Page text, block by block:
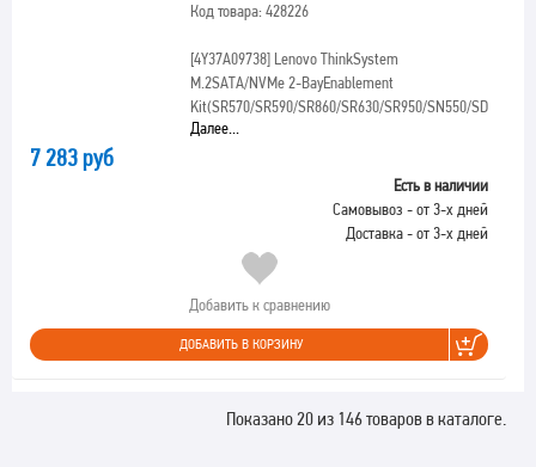
Код товара: 428226
[4Y37A09738]Lenovo ThinkSystem
M.2SATA/NVMe 2-BayEnablement
Kit(SR570/SR590/SR860/SR630/SR950/SN550/SD530/
Далее...
7 283 руб
Есть в наличии
Самовывоз - от 3-х дней
Доставка - от 3-х дней
Добавить к сравнению
ДОБАВИТЬ В КОРЗИНУ
Показано 20 из 146 товаров в каталоге.